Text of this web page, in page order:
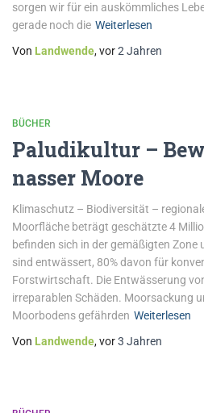
sorgen wir für ein auskömmliches
gerade noch die Weiterlesen
Von Landwende, vor2 Jahren
BÜCHER
Paludikultur –
nasser Moore
Klimaschutz – Biodiversität –
Moorfläche beträgt geschätzte 4
befinden sich in der gemäßigten Zone
sind entwässert, 80% davon für
Forstwirtschaft. Die Entwässerung
irreparablen Schäden. Moorsackung
Moorbodens gefährden Weiterlesen
Von Landwende, vor3 Jahren